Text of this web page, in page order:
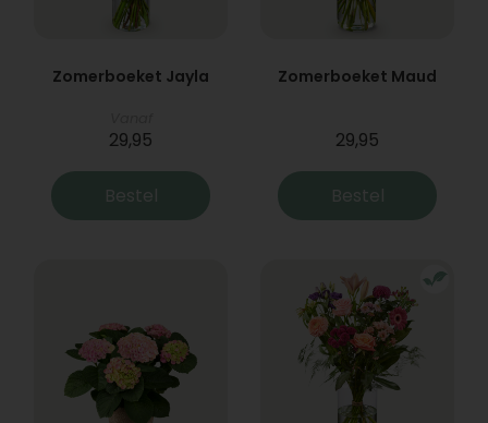
Zomerboeket Jayla
29,95
Bestel
Zomerboeket Maud
29,95
Bestel